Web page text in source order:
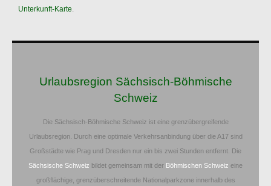
Unterkunft-Karte.
Urlaubsregion Sächsisch-Böhmische
Schweiz
Die Sächsisch-Böhmische Schweiz ist eine grenzübergreifende
Urlaubsregion. Durch eine optimale Verkehrsanbindung über die A17 sind
Großstädte wie Prag und Dresden nur ein bis zwei Stunden entfernt. Die
Sächsische Schweiz bildet gemeinsam mit der Böhmischen Schweiz eine
großflächige, grenzüberschreitende Nationalparkzone innerhalb des